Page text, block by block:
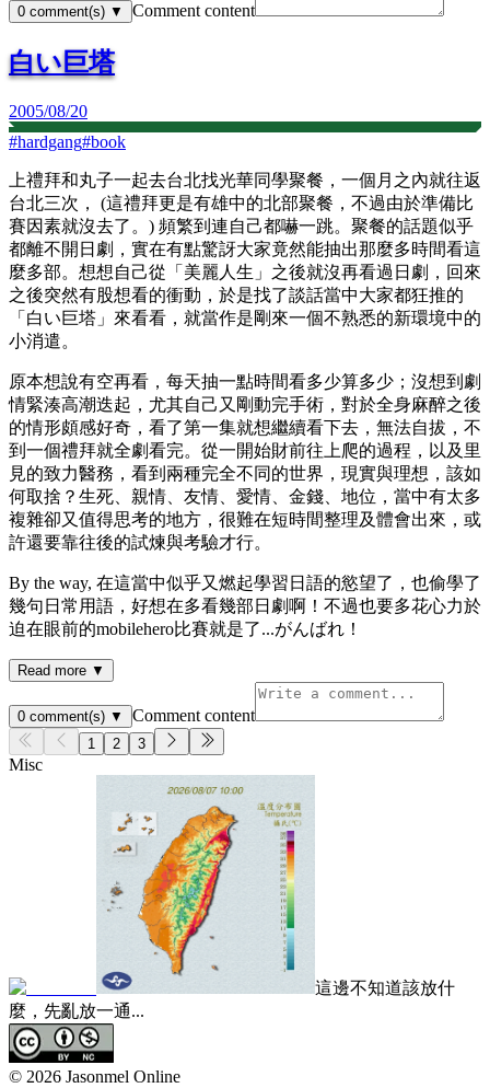
0 comment(s) ▼ Comment content
白い巨塔
2005/08/20
#hardgang#book
上禮拜和丸子一起去台北找光華同學聚餐，一個月之內就往返
台北三次， (這禮拜更是有雄中的北部聚餐，不過由於準備比
賽因素就沒去了。) 頻繁到連自己都嚇一跳。聚餐的話題似乎
都離不開日劇，實在有點驚訝大家竟然能抽出那麼多時間看這
麼多部。想想自己從「美麗人生」之後就沒再看過日劇，回來
之後突然有股想看的衝動，於是找了談話當中大家都狂推的
「白い巨塔」來看看，就當作是剛來一個不熟悉的新環境中的
小消遣。
原本想說有空再看，每天抽一點時間看多少算多少；沒想到劇
情緊湊高潮迭起，尤其自己又剛動完手術，對於全身麻醉之後
的情形頗感好奇，看了第一集就想繼續看下去，無法自拔，不
到一個禮拜就全劇看完。從一開始財前往上爬的過程，以及里
見的致力醫務，看到兩種完全不同的世界，現實與理想，該如
何取捨？生死、親情、友情、愛情、金錢、地位，當中有太多
複雜卻又值得思考的地方，很難在短時間整理及體會出來，或
許還要靠往後的試煉與考驗才行。
By the way, 在這當中似乎又燃起學習日語的慾望了，也偷學了
幾句日常用語，好想在多看幾部日劇啊！不過也要多花心力於
迫在眼前的mobilehero比賽就是了...がんばれ！
Read more ▼
0 comment(s) ▼ Comment content
1 2 3
Misc
這邊不知道該放什
麼，先亂放一通...
© 2026 Jasonmel Online